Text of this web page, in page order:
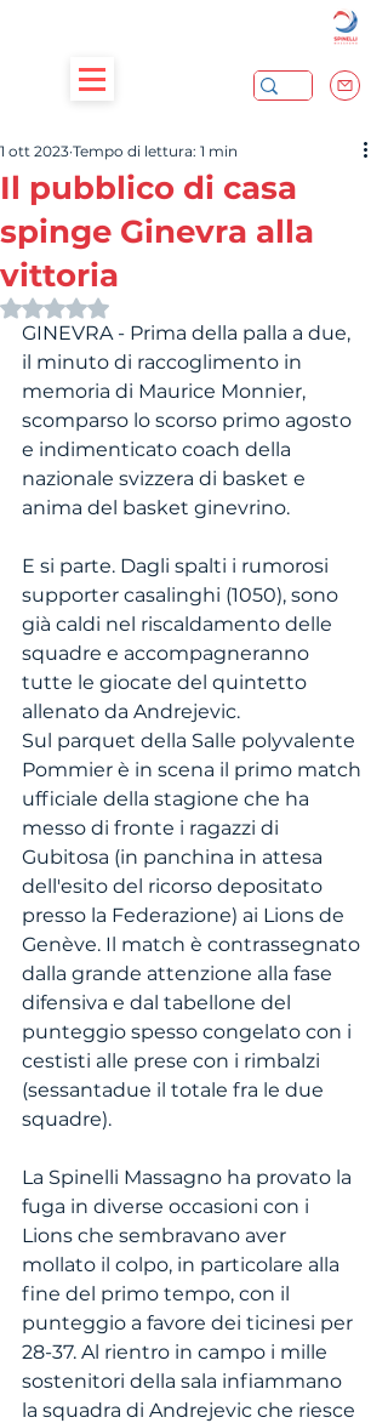
Il pubblico di casa
spinge Ginevra alla
vittoria
1 ott 2023 Tempo di lettura: 1 min
Valutazione NaN stelle su 5.
GINEVRA - Prima della palla a due,
il minuto di raccoglimento in
memoria di Maurice Monnier,
scomparso lo scorso primo agosto
e indimenticato coach della
nazionale svizzera di basket e
anima del basket ginevrino.
E si parte. Dagli spalti i rumorosi
supporter casalinghi (1050), sono
già caldi nel riscaldamento delle
squadre e accompagneranno
tutte le giocate del quintetto
allenato da Andrejevic.
Sul parquet della Salle polyvalente
Pommier è in scena il primo match
ufficiale della stagione che ha
messo di fronte i ragazzi di
Gubitosa (in panchina in attesa
dell'esito del ricorso depositato
presso la Federazione) ai Lions de
Genève. Il match è contrassegnato
dalla grande attenzione alla fase
difensiva e dal tabellone del
punteggio spesso congelato con i
cestisti alle prese con i rimbalzi
(sessantadue il totale fra le due
squadre).
La Spinelli Massagno ha provato la
fuga in diverse occasioni con i
Lions che sembravano aver
mollato il colpo, in particolare alla
fine del primo tempo, con il
punteggio a favore dei ticinesi per
28-37. Al rientro in campo i mille
sostenitori della sala infiammano
la squadra di Andrejevic che riesce